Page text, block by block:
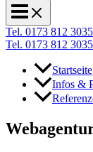
Tel. 0173 812 3035
Tel. 0173 812 3035
Startseite
Infos &